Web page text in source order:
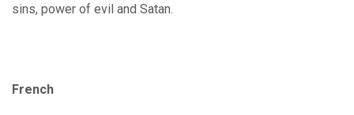
sins, power of evil and Satan.
French